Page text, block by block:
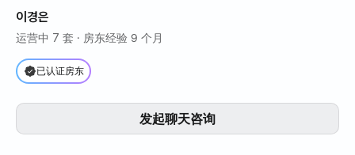
이경은
运营中 7 套 · 房东经验 9 个月
已认证房东
发起聊天咨询